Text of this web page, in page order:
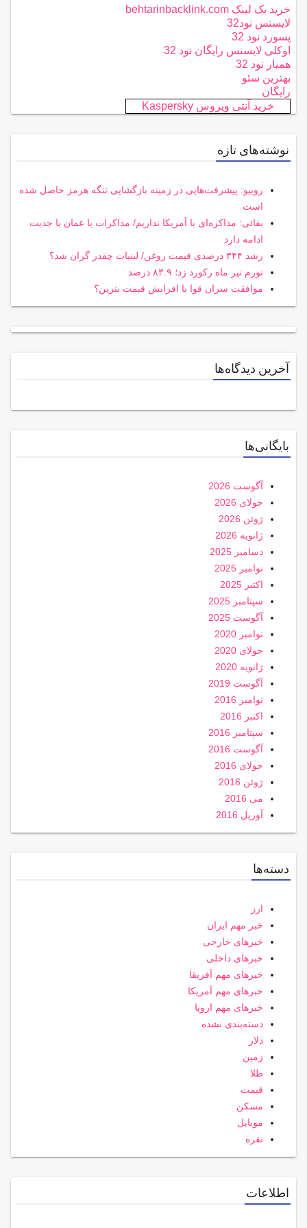
خرید بک لینک behtarinbacklink.com
لایسنس نود32
پسورد نود 32
اوکلی لایسنس رایگان نود 32
همیار نود 32
بهترین سئو
رایگان
خرید آنتی ویروس Kaspersky
نوشته‌های تازه
روبیو: پیشرفت‌هایی در زمینه بازگشایی تنگه هرمز حاصل شده
است
بقائی: مذاکره‌ای با آمریکا نداریم/ مذاکرات با عمان با جدیت
ادامه دارد
رشد ۳۴۴ درصدی قیمت روغن/ لبنیات چقدر گران شد؟
تورم تیر ماه رکورد زد؛ ۸۳.۹ درصد
موافقت سران قوا با افزایش قیمت بنزین؟
آخرین دیدگاه‌ها
بایگانی‌ها
آگوست 2026
جولای 2026
ژوئن 2026
ژانویه 2026
دسامبر 2025
نوامبر 2025
اکتبر 2025
سپتامبر 2025
آگوست 2025
نوامبر 2020
جولای 2020
ژانویه 2020
آگوست 2019
نوامبر 2016
اکتبر 2016
سپتامبر 2016
آگوست 2016
جولای 2016
ژوئن 2016
می 2016
آوریل 2016
دسته‌ها
ارز
خبر مهم ایران
خبرهای خارجی
خبرهای داخلی
خبرهای مهم آفریقا
خبرهای مهم آمریکا
خبرهای مهم اروپا
دسته‌بندی نشده
دلار
زمین
طلا
قیمت
مسکن
موبایل
نقره
اطلاعات